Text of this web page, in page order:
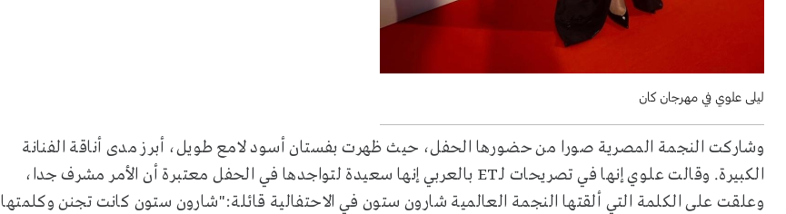
ليلى علوي في مهرجان كان
وشاركت النجمة المصرية صورا من حضورها الحفل، حيث ظهرت بفستان أسود لامع طويل، أبرز مدى أناقة الفنانة
الكبيرة. وقالت علوي إنها في تصريحات لـET بالعربي إنها سعيدة لتواجدها في الحفل معتبرة أن الأمر مشرف جدا،
وعلقت على الكلمة التي ألقتها النجمة العالمية شارون ستون في الاحتفالية قائلة:"شارون ستون كانت تجنن وكلمتها